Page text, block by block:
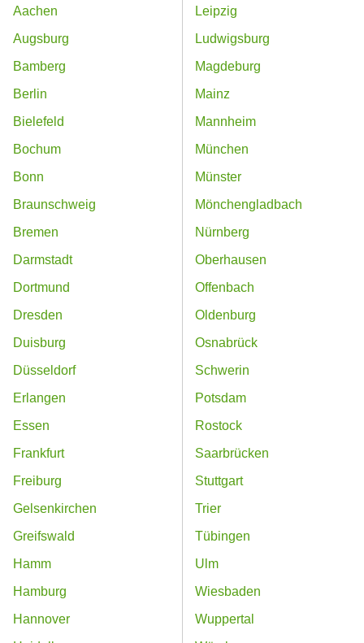
Aachen
Augsburg
Bamberg
Berlin
Bielefeld
Bochum
Bonn
Braunschweig
Bremen
Darmstadt
Dortmund
Dresden
Duisburg
Düsseldorf
Erlangen
Essen
Frankfurt
Freiburg
Gelsenkirchen
Greifswald
Hamm
Hamburg
Hannover
Leipzig
Ludwigsburg
Magdeburg
Mainz
Mannheim
München
Münster
Mönchengladbach
Nürnberg
Oberhausen
Offenbach
Oldenburg
Osnabrück
Schwerin
Potsdam
Rostock
Saarbrücken
Stuttgart
Trier
Tübingen
Ulm
Wiesbaden
Wuppertal